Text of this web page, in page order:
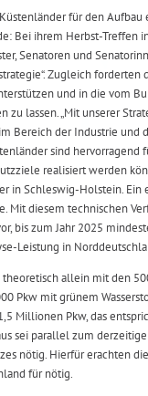
für den Aufbau
Bei ihrem Herbst-Treffen
Senatoren und
Zugleich forderten
und in die vom
lassen. „Mit unserer
Bereich der Industrie
sind hervorragend
realisiert werden
in Schleswig-Holstein.
Mit diesem technischen
bis zum Jahr 2025
Leistung in
allein mit den
Pkw mit grünem
Millionen Pkw, das
sei parallel zum
nötig. Hierfür erachten
für nötig.